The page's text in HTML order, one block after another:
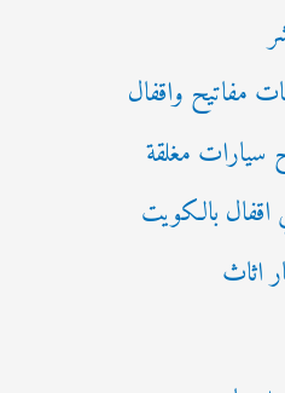
مفاتيح واقفال
سيارات مغلقة
اقفال بالكويت
اثاث